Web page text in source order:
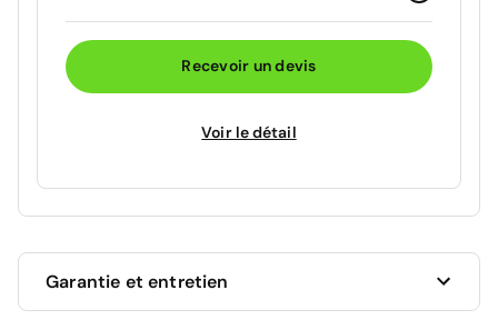
Recevoir un devis
Voir le détail
Garantie et entretien